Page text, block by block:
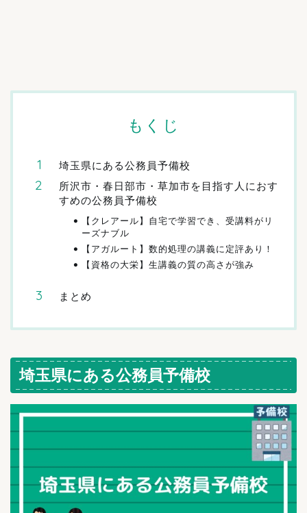
もくじ
埼玉県にある公務員予備校
所沢市・春日部市・草加市を目指す人におす
すめの公務員予備校
【クレアール】自宅で学習でき、受講料がリ
ーズナブル
【アガルート】数的処理の講義に定評あり！
【資格の大栄】生講義の質の高さが強み
まとめ
埼玉県にある公務員予備校